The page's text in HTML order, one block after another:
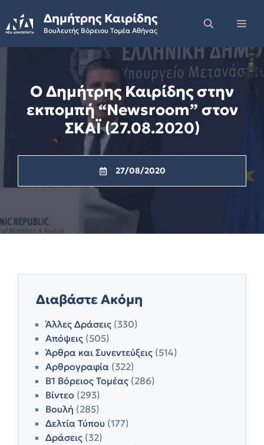
to
content
Δημήτρης Καιρίδης
Βουλευτής Βόρειου Τομέα Αθήνας
Ο Δημήτρης Καιρίδης στην
εκπομπή “Newsroom” στον
ΣΚΑΪ (27.08.2020)
27/08/2020
Διαβάστε Ακόμη
Άλλες Δράσεις (330)
Απόψεις (505)
Άρθρα και Συνεντεύξεις (514)
Αρθρογραφία (322)
Β1 Βόρειος Τομέας (286)
Βίντεο (293)
Βουλή (285)
Δελτία Τύπου (177)
Δράσεις (32)